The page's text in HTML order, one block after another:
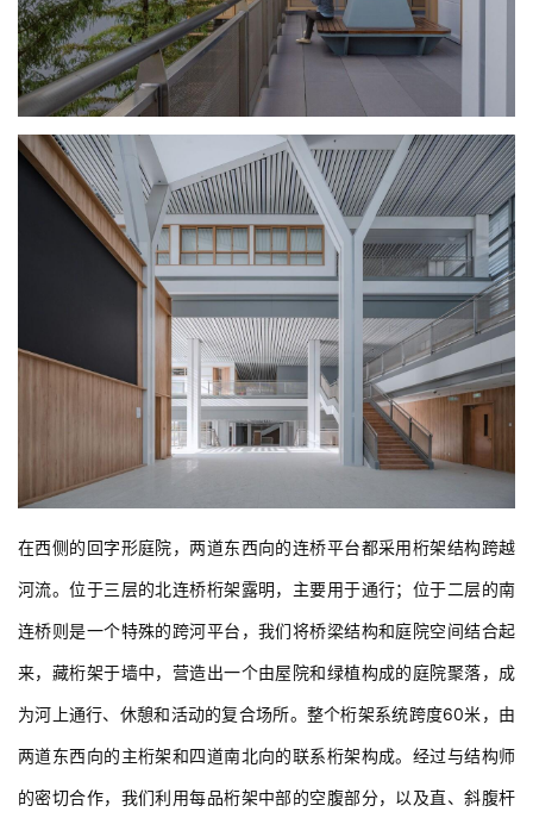
在西侧的回字形庭院，两道东西向的连桥平台都采用桁架结构跨越
连桥则是一个特殊的跨河平台，我们将桥梁结构和庭院空间结合起
来，藏桁架于墙中，营造出一个由屋院和绿植构成的庭院聚落，成
为河上通行、休憩和活动的复合场所。整个桁架系统跨度60米，由
两道东西向的主桁架和四道南北向的联系桁架构成。经过与结构师
的密切合作，我们利用每品桁架中部的空腹部分，以及直、斜腹杆
之间的空隙设置院墙上的门洞和窗洞，并用桁架墙支撑上部的坡屋
顶结构，形成散布院内的小屋。于是在直行通道南侧的庭院中，我